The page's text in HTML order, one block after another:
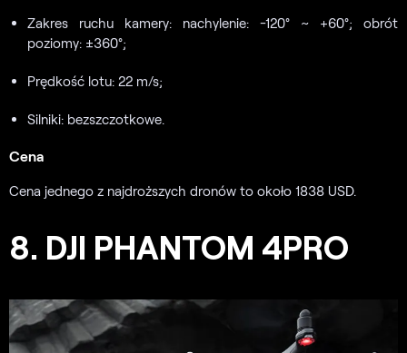
Zakres ruchu kamery: nachylenie: -120° ~ +60°; obrót
poziomy: ±360°;
Prędkość lotu: 22 m/s;
Silniki: bezszczotkowe.
Cena
Cena jednego z najdroższych dronów to około 1838 USD.
8. DJI PHANTOM 4PRO